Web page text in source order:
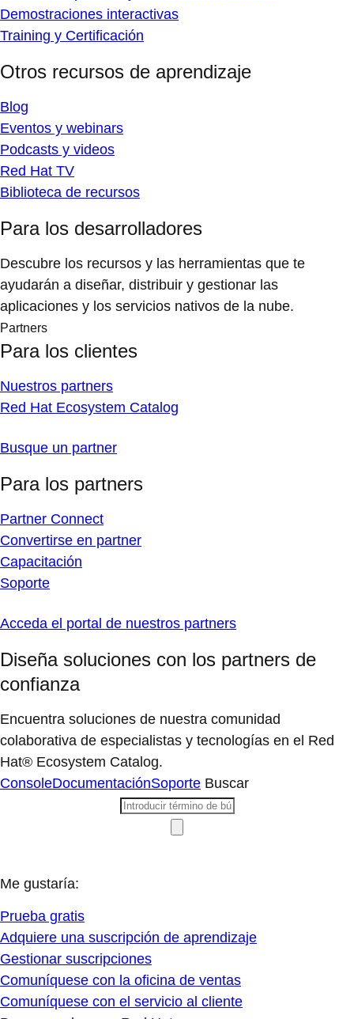
Demostraciones interactivas
Training y Certificación
Otros recursos de aprendizaje
Blog
Eventos y webinars
Podcasts y videos
Red Hat TV
Biblioteca de recursos
Para los desarrolladores
Descubre los recursos y las herramientas que te
ayudarán a diseñar, distribuir y gestionar las
aplicaciones y los servicios nativos de la nube.
Partners
Para los clientes
Nuestros partners
Red Hat Ecosystem Catalog
Busque un partner
Para los partners
Partner Connect
Convertirse en partner
Capacitación
Soporte
Acceda el portal de nuestros partners
Diseña soluciones con los partners de
confianza
Encuentra soluciones de nuestra comunidad
colaborativa de especialistas y tecnologías en el Red
Hat® Ecosystem Catalog.
ConsoleDocumentaciónSoporte Buscar
Me gustaría:
Prueba gratis
Adquiere una suscripción de aprendizaje
Gestionar suscripciones
Comuníquese con la oficina de ventas
Comuníquese con el servicio al cliente